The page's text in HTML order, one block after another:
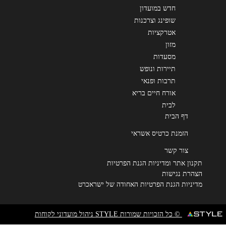
חדש במועדון
שופינג וצרכנות
אטרקציות
מזון
מסעדות
תיירות ונופש
תרבות ופנאי
אורח חיים בריא
לבית
דף הבית
הזמנת כרטיס אשראי
צור קשר
תקנון אתר ומדיניות הגנת הפרטיות
הצהרת נגישות
מדיניות הגנת הפרטיות האחודה של ישראכרט
© כל הזכויות שמורות STYLE ניהול מועדוני לקוחות